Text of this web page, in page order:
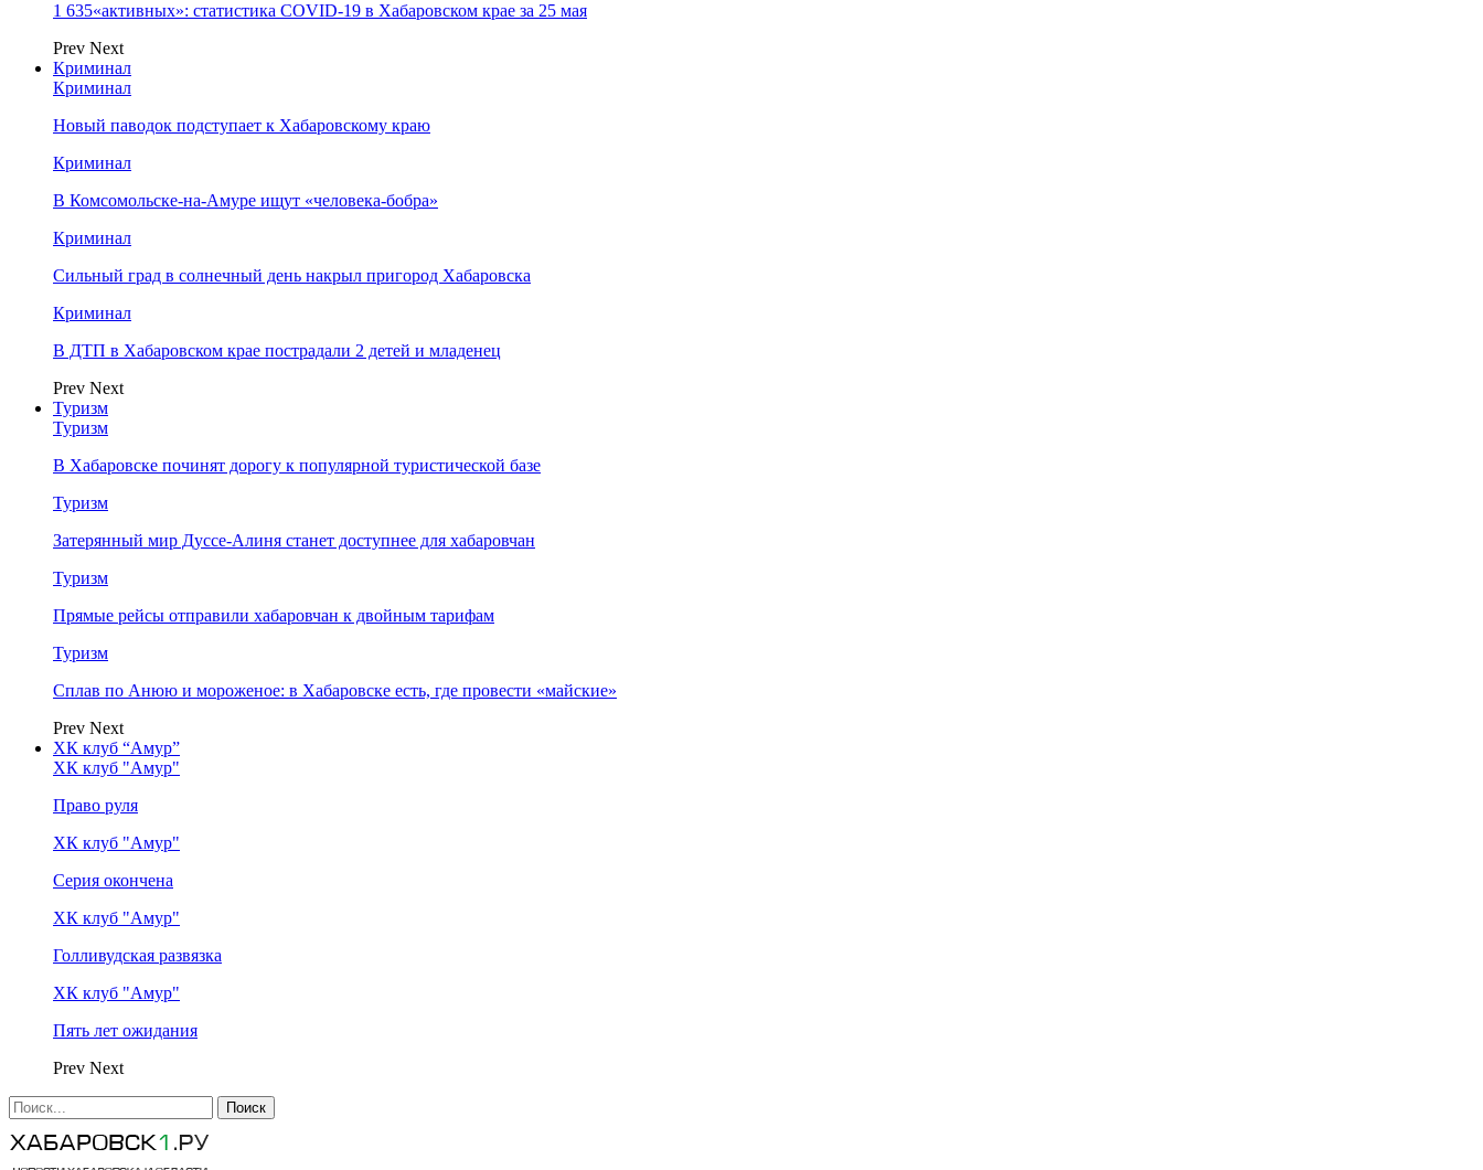
1 635«активных»: статистика COVID-19 в Хабаровском крае за 25 мая
Prev Next
Криминал
Криминал
Новый паводок подступает к Хабаровскому краю
Криминал
В Комсомольске-на-Амуре ищут «человека-бобра»
Криминал
Сильный град в солнечный день накрыл пригород Хабаровска
Криминал
В ДТП в Хабаровском крае пострадали 2 детей и младенец
Prev Next
Туризм
Туризм
В Хабаровске починят дорогу к популярной туристической базе
Туризм
Затерянный мир Дуссе-Алиня станет доступнее для хабаровчан
Туризм
Прямые рейсы отправили хабаровчан к двойным тарифам
Туризм
Сплав по Анюю и мороженое: в Хабаровске есть, где провести «майские»
Prev Next
ХК клуб “Амур”
ХК клуб "Амур"
Право руля
ХК клуб "Амур"
Серия окончена
ХК клуб "Амур"
Голливудская развязка
ХК клуб "Амур"
Пять лет ожидания
Prev Next